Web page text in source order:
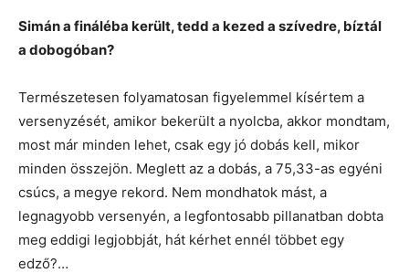
Simán a fináléba került, tedd a kezed a szívedre, bíztál
a dobogóban?
Természetesen folyamatosan figyelemmel kísértem a
versenyzését, amikor bekerült a nyolcba, akkor mondtam,
most már minden lehet, csak egy jó dobás kell, mikor
minden összejön. Meglett az a dobás, a 75,33-as egyéni
csúcs, a megye rekord. Nem mondhatok mást, a
legnagyobb versenyén, a legfontosabb pillanatban dobta
meg eddigi legjobbját, hát kérhet ennél többet egy
edző?…